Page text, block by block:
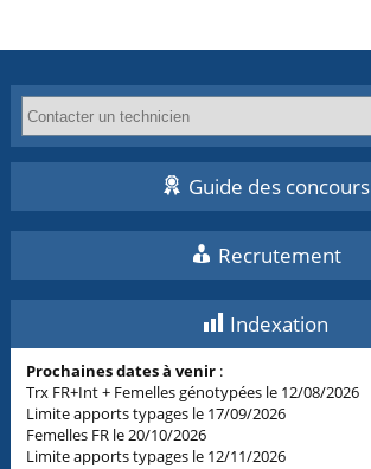
Guide des concours
Recrutement
Indexation
Prochaines dates à venir :
Trx FR+Int + Femelles génotypées le 12/08/2026
Limite apports typages le 17/09/2026
Femelles FR le 20/10/2026
Limite apports typages le 12/11/2026